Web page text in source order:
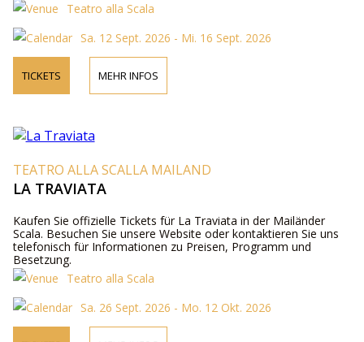
Teatro alla Scala
Sa. 12 Sept. 2026 - Mi. 16 Sept. 2026
TICKETS MEHR INFOS
TEATRO ALLA SCALLA MAILAND
LA TRAVIATA
Kaufen Sie offizielle Tickets für La Traviata in der Mailänder
Scala. Besuchen Sie unsere Website oder kontaktieren Sie uns
telefonisch für Informationen zu Preisen, Programm und
Besetzung.
Teatro alla Scala
Sa. 26 Sept. 2026 - Mo. 12 Okt. 2026